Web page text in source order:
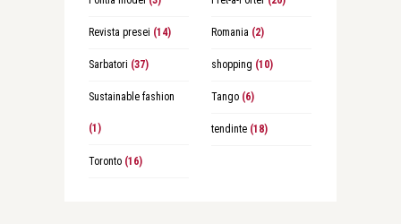
Revista presei (14) Romania (2)
Sarbatori (37) shopping (10)
Sustainable fashion
(1)
Tango(6)
tendinte(18)
Toronto(16)